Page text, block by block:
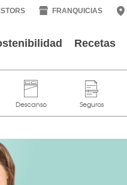
FRANQUICIAS
Recetas